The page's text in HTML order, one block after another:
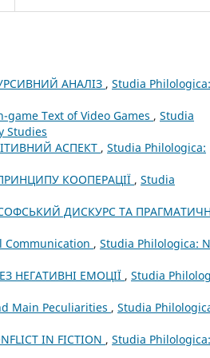
АНАЛІЗ , Studia Philologica:
Text of Video Games , Studia
Studies
АСПЕКТ , Studia Philologica:
КООПЕРАЦІЇ , Studia
ДИСКУРС ТА
, Studia Philologica:
НЕГАТИВНІ ЕМОЦІЇ , Studia
Main Peculiarities , Studia
IN FICTION , Studia Philologica: